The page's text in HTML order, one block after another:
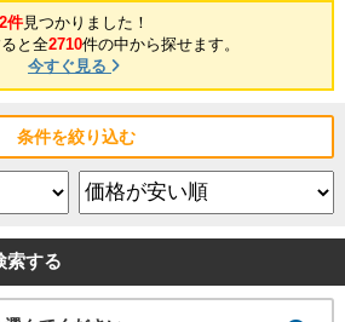
2件見つかりました！
と全2710件の中から探せます。
今すぐ見る
条件を絞り込む
索する